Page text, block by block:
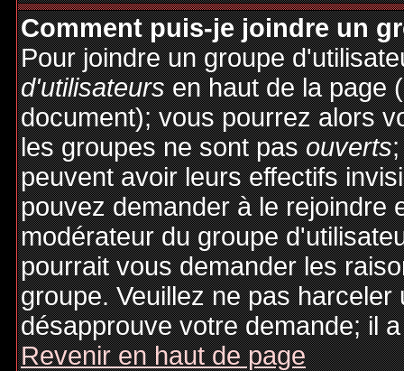
Comment puis-je joindre un
Pour joindre un groupe
d'utilisateursen haut de la page
document); vous pourrez alors
les groupes ne sont pasouverts
peuvent avoir leurs effectifs
pouvez demander à le rejoindre
modérateur du groupe
pourrait vous demander les
groupe. Veuillez ne pas
désapprouve votre demande; il
Revenir en haut de page